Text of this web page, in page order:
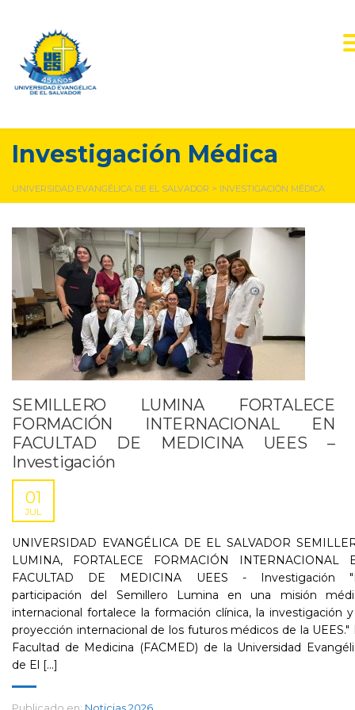
Investigación Médica
UNIVERSIDAD EVANGÉLICA DE EL SALVADOR > INVESTIGACIÓN MÉDICA
SEMILLERO LUMINA FORTALECE
FORMACIÓN INTERNACIONAL EN
FACULTAD DE MEDICINA UEES –
Investigación
01
JUL
UNIVERSIDAD EVANGÉLICA DE EL SALVADOR
LUMINA, FORTALECE FORMACIÓN INTERNACIONAL
FACULTAD DE MEDICINA UEES - Investigación
participación del Semillero Lumina en una misión
internacional fortalece la formación clínica, la investigación
proyección internacional de los futuros médicos de la UEES."
Facultad de Medicina (FACMED) de la Universidad
de El [...]